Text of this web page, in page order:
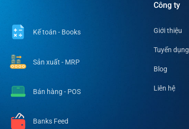
Kế toán - Books
Sản xuất - MRP
Bán hàng - POS
Banks Feed
Công ty
Giới thiệu
Tuyển dụng
Blog
Liên hệ